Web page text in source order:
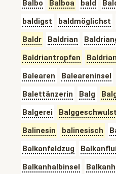
Balbo
Balboa bald
baldigst
baldmöglichst
Baldr
Baldrian
Baldriantropfen
Balearen
Baleareninsel
Balettänzerin
Balg
Balgerei
Balggeschwulst
Balinesin
balinesisch
Balkanfeldzug
Balkanhalbinsel